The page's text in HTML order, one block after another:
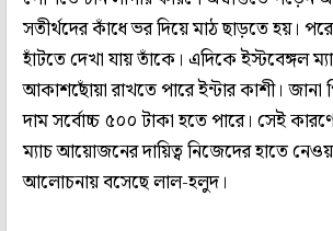
সতীর্থদের কাঁধে ভর দিয়ে মাঠ ছাড়তে হয়। পরে
হাঁটতে দেখা যায় তাঁকে। এদিকে ইস্টবেঙ্গল
আকাশছোঁয়া রাখতে পারে ইন্টার কাশী। জানা
দাম সর্বোচ্চ ৫০০ টাকা হতে পারে। সেই
ম্যাচ আয়োজনের দায়িত্ব নিজেদের হাতে
আলোচনায় বসেছে লাল-হলুদ।